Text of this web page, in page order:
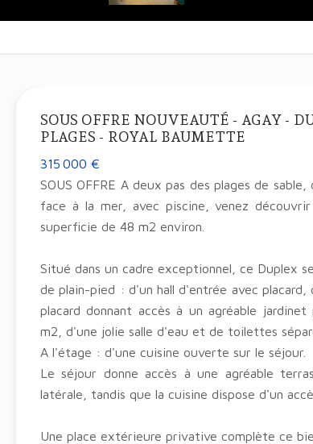
SOUS OFFRE NOUVEAUTÉ - AGAY -
PLAGES - ROYAL BAUMETTE
315 000 €
SOUS OFFRE A deux pas des plages de
face à la mer, avec piscine, venez
superficie de 48 m2 environ.
Situé dans un cadre exceptionnel, ce Duplex
de plain-pied : d'un hall d'entrée avec placard,
placard donnant accès à un agréable
m2, d'une jolie salle d'eau et de toilettes
A l'étage : d'une cuisine ouverte sur le séjour.
Le séjour donne accès à une agréable
latérale, tandis que la cuisine dispose d'un
Une place extérieure privative complète ce